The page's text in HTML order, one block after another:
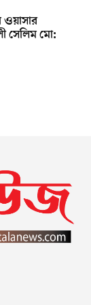
ওয়াসার
সেলিম মো: